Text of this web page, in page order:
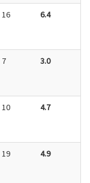
16 6.4
7 3.0
10 4.7
19 4.9